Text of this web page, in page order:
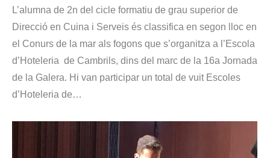
L’alumna de 2n del cicle formatiu de grau superior de
Direcció en Cuina i Serveis és classifica en segon lloc en
el Conurs de la mar als fogons que s’organitza a l’Escola
d’Hoteleria de Cambrils, dins del marc de la 16a Jornada
de la Galera. Hi van participar un total de vuit Escoles
d’Hoteleria de…